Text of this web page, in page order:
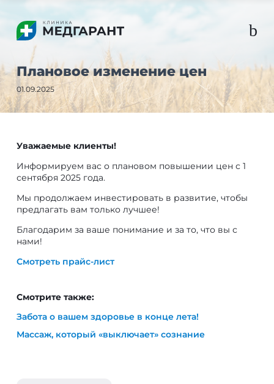
b
Плановое изменение цен
01.09.2025
Уважаемые клиенты!
Информируем вас о плановом повышении цен с 1
сентября 2025 года.
Мы продолжаем инвестировать в развитие, чтобы
предлагать вам только лучшее!
Благодарим за ваше понимание и за то, что вы с
нами!
Смотреть прайс-лист
Забота о вашем здоровье в конце лета!
Массаж, который «выключает» сознание